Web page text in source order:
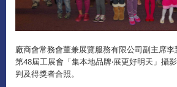
廠商會常務會董兼展覽服務有限公司副主席
第48屆工展會「集本地品牌‧展更好明天」攝
判及得獎者合照。